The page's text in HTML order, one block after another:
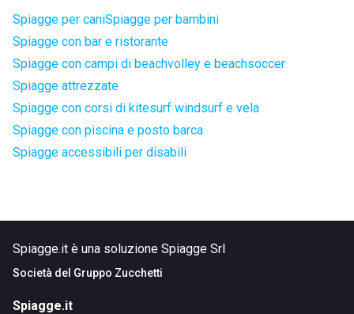
Spiagge per caniSpiagge per bambini
Spiagge con bar e ristorante
Spiagge con campi di beachvolley e beachsoccer
Spiagge attrezzate
Spiagge con corsi di kitesurf windsurf e vela
Spiagge con piscina e posto barca
Spiagge accessibili per disabili
Spiagge.it è una soluzione Spiagge Srl
Società del Gruppo Zucchetti
Spiagge.it